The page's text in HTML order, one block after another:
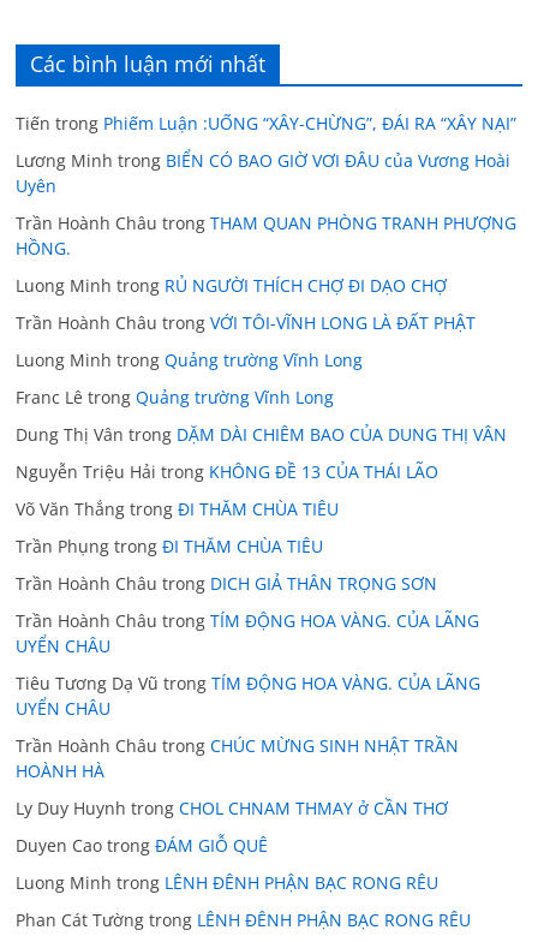
Các bình luận mới nhất
Tiến trong Phiếm Luận :UỐNG “XÂY-CHỪNG”, ĐÁI RA “XÂY NẠI”
Lương Minh trong BIỂN CÓ BAO GIỜ VƠI ĐÂU của Vương Hoài
Uyên
Trần Hoành Châu trongTHAM QUAN PHÒNG TRANH PHƯỢNG
HỒNG.
Luong Minh trong RỦ NGƯỜI THÍCH CHỢ ĐI DẠO CHỢ
Trần Hoành Châu trongVỚI TÔI-VĨNH LONG LÀ ĐẤT PHẬT
Luong Minh trongQuảng trường Vĩnh Long
Franc Lê trongQuảng trường Vĩnh Long
Dung Thị Vân trong DẶM DÀI CHIÊM BAO CỦA DUNG THỊ VÂN
Nguyễn Triệu Hải trong KHÔNG ĐỀ 13 CỦA THÁI LÃO
Võ Văn Thắng trongĐI THĂM CHÙA TIÊU
Trần Phụng trongĐI THĂM CHÙA TIÊU
Trần Hoành Châu trong DICH GIẢ THÂN TRỌNG SƠN
Trần Hoành Châu trongTÍM ĐỘNG HOA VÀNG. CỦA LÃNG
UYỂN CHÂU
Tiêu Tương Dạ Vũ trongTÍM ĐỘNG HOA VÀNG. CỦA LÃNG
UYỂN CHÂU
Trần Hoành Châu trongCHÚC MỪNG SINH NHẬT TRẦN
HOÀNH HÀ
Ly Duy Huynh trongCHOL CHNAM THMAY ở CẦN THƠ
Duyen Cao trongĐÁM GIỖ QUÊ
Luong Minh trong LÊNH ĐÊNH PHẬN BẠC RONG RÊU
Phan Cát Tường trong LÊNH ĐÊNH PHẬN BẠC RONG RÊU